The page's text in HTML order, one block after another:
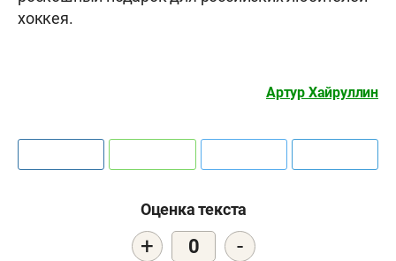
хоккея.
Артур Хайруллин
Оценка текста
+ 0 -